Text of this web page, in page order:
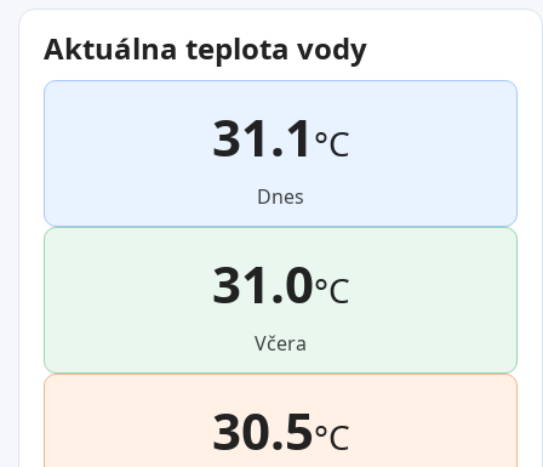
Aktuálna teplota vody
31.1°C
Dnes
31.0°C
Včera
30.5°C